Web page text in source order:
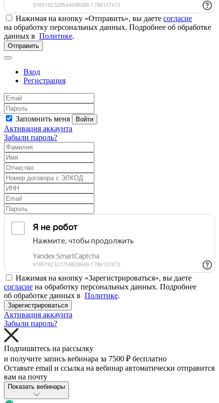
Нажимая на кнопку «Отправить», вы даете согласие
на обработку персональных данных. Подробнее об обработке
данных в Политике.
Отправить
Вход
Регистрация
Запомнить меня Войти
Активация аккаунта
Забыли пароль?
Нажимая на кнопку «Зарегистрироваться», вы даете
согласие на обработку персональных данных. Подробнее
об обработке данных в Политике.
Зарегистрироваться
Активация аккаунта
Забыли пароль?
Подпишитесь на рассылку
и получите запись вебинара за 7500 ₽ бесплатно
Оставьте email и ссылка на вебинар автоматически отправится
вам на почту
Показать вебинары